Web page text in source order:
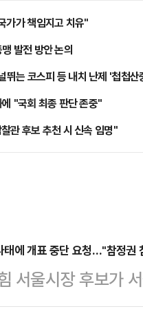
가 책임지고 치유"
발전 방안 논의
는 코스피 등 내치 난제 '첩첩산
"국회 최종 판단 존중"
관 후보 추천 시 신속 임명"
태에 개표 중단 요청…"참정권
서울시장 후보가
해 개표 중단을